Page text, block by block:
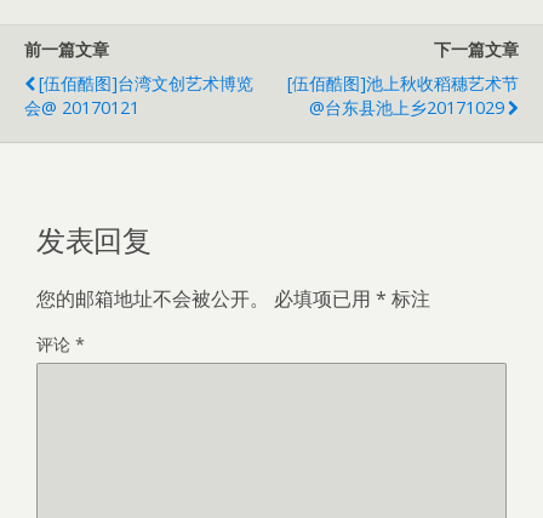
前一篇文章
[伍佰酷图]台湾文创艺术博览
会@ 20170121
下一篇文章
[伍佰酷图]池上秋收稻穗艺术节
@台东县池上乡20171029
发表回复
您的邮箱地址不会被公开。 必填项已用 * 标注
评论 *